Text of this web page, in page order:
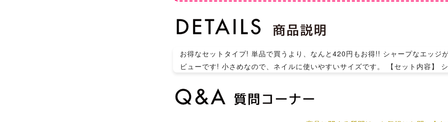
お得なセットタイプ! 単品で買うより、なんと420円もお得!! シャープなエッジ
ビューです! 小さめなので、ネイルに使いやすいサイズです。 【セット内容】